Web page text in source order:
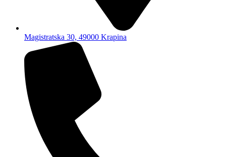
Magistratska 30, 49000 Krapina